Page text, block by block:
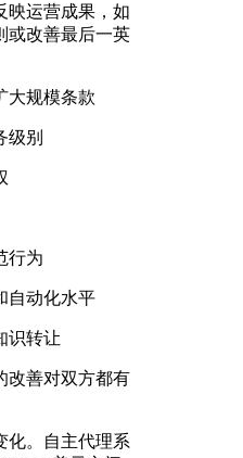
映运营成果，如
或改善最后一英
大规模条款
级别
行为
自动化水平
识转让
改善对双方都有
化。自主代理系